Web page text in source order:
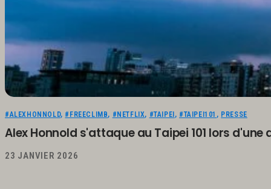
#ALEXHONNOLD, #FREECLIMB, #NETFLIX, #TAIPEI , #TAIPEI101 , PRESSE
Alex Honnold s'attaque au Taipei 101 lors
23 JANVIER 2026